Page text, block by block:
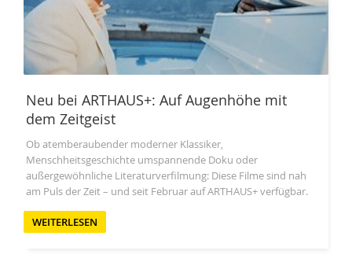
Neu bei ARTHAUS+: Auf Augenhöhe mit
dem Zeitgeist
Ob atemberaubender moderner Klassiker,
Menschheitsgeschichte umspannende Doku oder
außergewöhnliche Literaturverfilmung: Diese Filme sind nah
am Puls der Zeit – und seit Februar auf ARTHAUS+ verfügbar.
WEITERLESEN